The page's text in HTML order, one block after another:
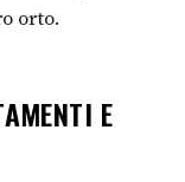
orto.
E